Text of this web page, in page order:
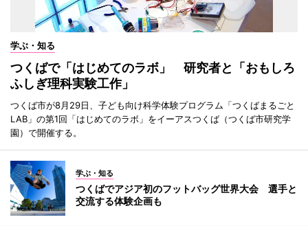
学ぶ・知る
つくばで「はじめてのラボ」 研究者と「おもしろ
ふしぎ理科実験工作」
つくば市が8月29日、子ども向け科学体験プログラム「つくばまるごと
LAB」の第1回「はじめてのラボ」をイーアスつくば（つくば市研究学
園）で開催する。
学ぶ・知る
つくばでアジア初のフットバッグ世界大会 選手と
交流する体験企画も